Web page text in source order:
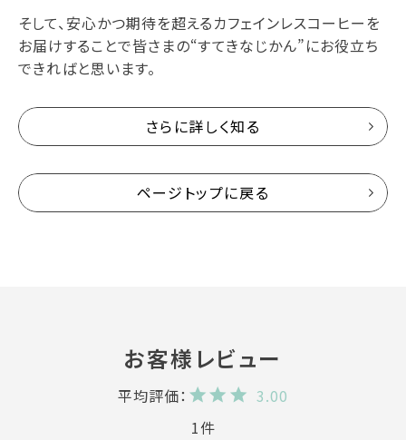
そして、安心かつ期待を超えるカフェインレスコーヒーを
お届けすることで皆さまの“すてきなじかん”にお役立ち
できればと思います。
さらに詳しく知る
ページトップに戻る
3.00
1